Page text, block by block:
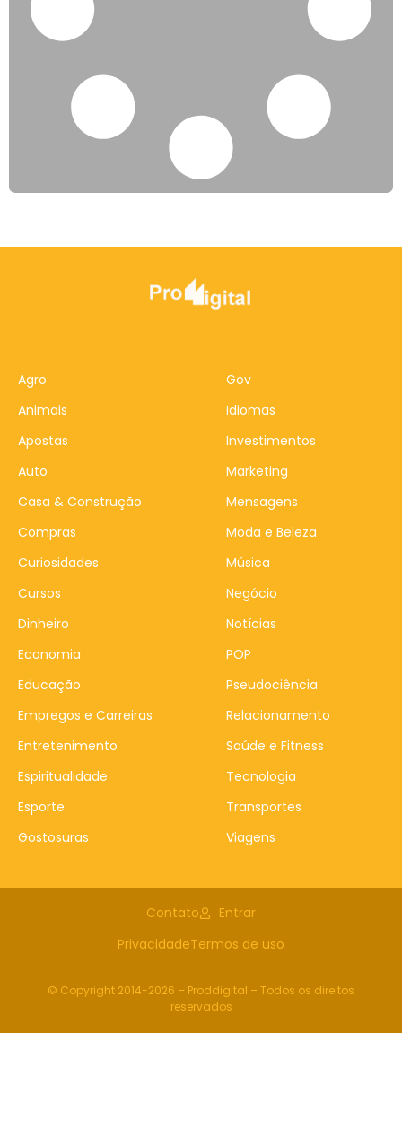
Agro
Animais
Apostas
Auto
Casa & Construção
Compras
Curiosidades
Cursos
Dinheiro
Economia
Educação
Empregos e Carreiras
Entretenimento
Espiritualidade
Esporte
Gostosuras
Gov
Idiomas
Investimentos
Marketing
Mensagens
Moda e Beleza
Música
Negócio
Notícias
POP
Pseudociência
Relacionamento
Saúde e Fitness
Tecnologia
Transportes
Viagens
Contato
Entrar
PrivacidadeTermos de uso
© Copyright 2014-2026 – Proddigital – Todos os direitos
reservados